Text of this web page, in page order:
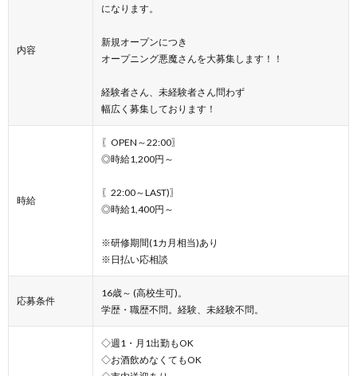
内容
になります。
新規オープンにつき
オープニング悪魔さんを大募集します！！
経験者さん、未経験者さん問わず
幅広く募集しております！
時給
〖OPEN～22:00〗
◎時給1,200円～
〖22:00～LAST)〗
◎時給1,400円～
※研修期間(1カ月相当)あり
※日払い応相談
応募条件
16歳～ (高校生可)。
学歴・職歴不問。経験、未経験不問。
◇週1・月1出勤もOK
◇お酒飲めなくてもOK